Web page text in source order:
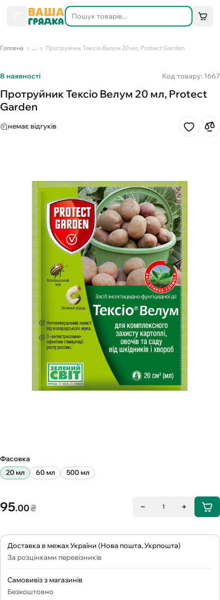
Головна ... Протруйник Тексіо Велум 20 мл, Protect Garden
В наявності Код товару: 1667
Протруйник Тексіо Велум 20 мл, Protect
Garden
немає відгуків
Фасовка
20 мл
60 мл 500 мл
95.00₴ 1
Доставка в межах України (Нова пошта, Укрпошта)
За розцінками перевізників
Самовивіз з магазинів
Безкоштовно